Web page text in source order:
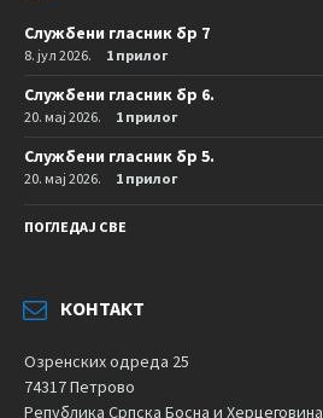
Службени гласник бр 7
8. јул 2026. 1 прилог
Службени гласник бр 6.
20. мај 2026. 1 прилог
Службени гласник бр 5.
20. мај 2026. 1 прилог
ПОГЛЕДАЈ СВЕ
КОНТАКТ
Озренских одреда 25
74317 Петрово
Република Српска Босна и Херцеговина